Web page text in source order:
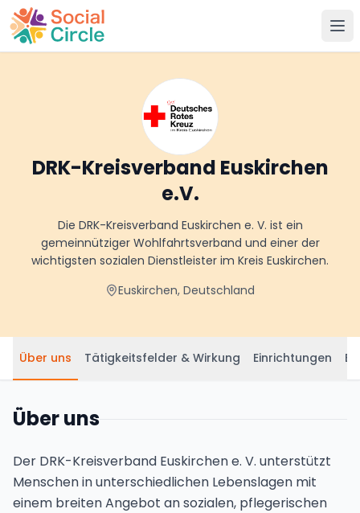
Social Circle
DRK-Kreisverband Euskirchen
e.V.
Die DRK-Kreisverband Euskirchen e. V. ist ein
gemeinnütziger Wohlfahrtsverband und einer der
wichtigsten sozialen Dienstleister im Kreis Euskirchen.
Euskirchen, Deutschland
Über uns Tätigkeitsfelder & Wirkung Einrichtungen
Über uns
Der DRK-Kreisverband Euskirchen e. V. unterstützt
Menschen in unterschiedlichen Lebenslagen mit
einem breiten Angebot an sozialen, pflegerischen